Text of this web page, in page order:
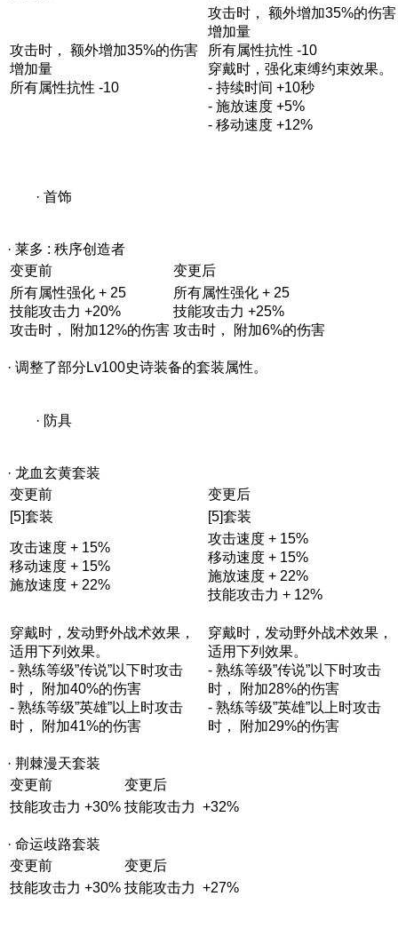
攻击时， 额外增加35%的伤害
增加量
所有属性抗性 -10
攻击时， 额外增加35%的伤害
增加量
所有属性抗性 -10
穿戴时，强化束缚约束效果。
- 持续时间 +10秒
- 施放速度 +5%
- 移动速度 +12%
· 首饰
· 莱多 : 秩序创造者
变更前
变更后
所有属性强化 + 25
技能攻击力 +20%
攻击时， 附加12%的伤害
所有属性强化 + 25
技能攻击力 +25%
攻击时， 附加6%的伤害
· 调整了部分Lv100史诗装备的套装属性。
· 防具
· 龙血玄黄套装
变更前
变更后
[5]套装
[5]套装
攻击速度 + 15%
移动速度 + 15%
施放速度 + 22%
攻击速度 + 15%
移动速度 + 15%
施放速度 + 22%
技能攻击力 + 12%
穿戴时，发动野外战术效果，
适用下列效果。
- 熟练等级”传说”以下时攻击
时， 附加40%的伤害
- 熟练等级”英雄”以上时攻击
时， 附加41%的伤害
穿戴时，发动野外战术效果，
适用下列效果。
- 熟练等级”传说”以下时攻击
时， 附加28%的伤害
- 熟练等级”英雄”以上时攻击
时， 附加29%的伤害
· 荆棘漫天套装
变更前
变更后
技能攻击力 +30% 技能攻击力 +32%
· 命运歧路套装
变更前
变更后
技能攻击力 +30% 技能攻击力 +27%